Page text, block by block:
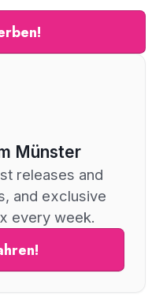
Münster
releases and
and exclusive
every week.